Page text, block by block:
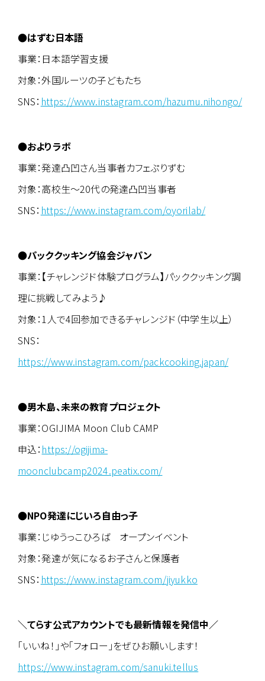
●はずむ日本語
事業：日本語学習支援
対象：外国ルーツの子どもたち
SNS： https://www.instagram.com/hazumu.nihongo/
●およりラボ
事業：発達凸凹さん当事者カフェぷりずむ
対象：高校生～20代の発達凸凹当事者
SNS： https://www.instagram.com/oyorilab/
●パッククッキング協会ジャパン
事業：【チャレンジド体験プログラム】パッククッキング調
理に挑戦してみよう♪
対象：1人で4回参加できるチャレンジド（中学生以上）
SNS：
https://www.instagram.com/packcooking.japan/
●男木島、未来の教育プロジェクト
事業：OGIJIMA Moon Club CAMP
申込： https://ogijima-
moonclubcamp2024.peatix.com/
●NPO発達にじいろ自由っ子
事業：じゆうっこひろば オープンイベント
対象：発達が気になるお子さんと保護者
SNS： https://www.instagram.com/jiyukko
＼てらす公式アカウントでも最新情報を発信中／
「いいね！」や「フォロー」をぜひお願いします！
https://www.instagram.com/sanuki.tellus